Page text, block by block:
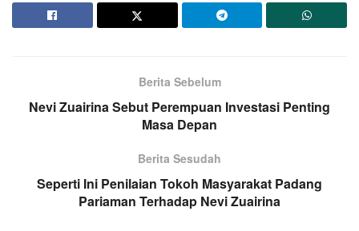
Berita Sebelum
Nevi Zuairina Sebut Perempuan Investasi Penting
Masa Depan
Berita Sesudah
Seperti Ini Penilaian Tokoh Masyarakat Padang
Pariaman Terhadap Nevi Zuairina